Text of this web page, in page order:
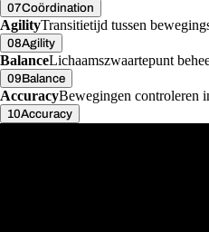
07Coördination
AgilityTransitietijd tussen
08Agility
BalanceLichaamszwaartepunt
09Balance
AccuracyBewegingen controleren
10Accuracy